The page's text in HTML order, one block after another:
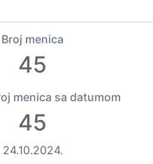
Broj menica
45
menica sa datumom
45
24.10.2024.